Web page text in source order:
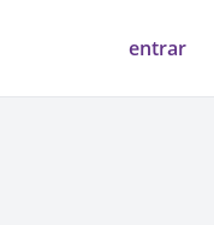
entrar